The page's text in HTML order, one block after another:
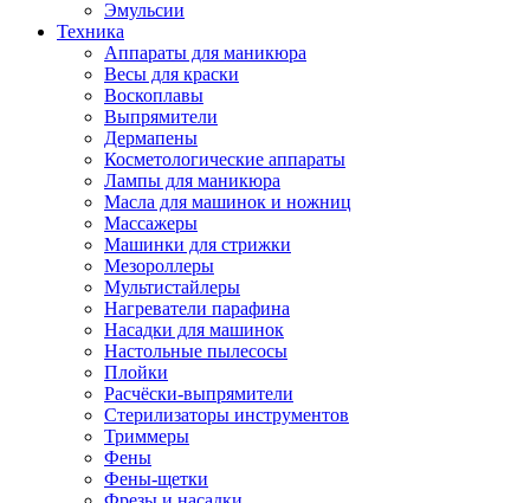
Эмульсии
Техника
Аппараты для маникюра
Весы для краски
Воскоплавы
Выпрямители
Дермапены
Косметологические аппараты
Лампы для маникюра
Масла для машинок и ножниц
Массажеры
Машинки для стрижки
Мезороллеры
Мультистайлеры
Нагреватели парафина
Насадки для машинок
Настольные пылесосы
Плойки
Расчёски-выпрямители
Стерилизаторы инструментов
Триммеры
Фены
Фены-щетки